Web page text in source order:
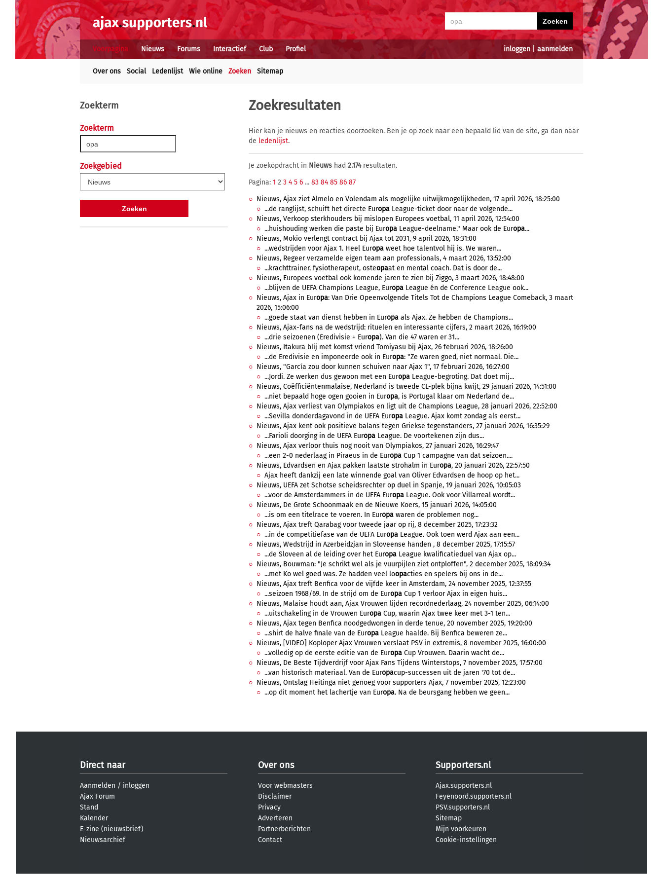
inloggen aanmelden
Voorpagina Nieuws Forums Interactief Club Profiel
Over ons Social Ledenlijst Wie online Zoeken Sitemap
Zoekterm
Zoekterm
Zoekgebied
Zoekresultaten
Hier kan je nieuws en reacties doorzoeken. Ben je op zoek naar een bepaald lid van de site, ga dan naar
de ledenlijst.
Je zoekopdracht in Nieuws had 2.174resultaten.
Pagina: 1 2 3 4 5 6 ... 83 84 85 86 87
Nieuws, Ajax ziet Almelo en Volendam als mogelijke uitwijkmogelijkheden, 17 april 2026, 18:25:00
...de ranglijst, schuift het directe Europa League-ticket door naar de volgende...
Nieuws, Verkoop sterkhouders bij mislopen Europees voetbal, 11 april 2026, 12:54:00
...huishouding werken die paste bij Europa League-deelname." Maar ook de Europa...
Nieuws, Mokio verlengt contract bij Ajax tot 2031, 9 april 2026, 18:31:00
...wedstrijden voor Ajax 1. Heel Europa weet hoe talentvol hij is. We waren...
Nieuws, Regeer verzamelde eigen team aan professionals, 4 maart 2026, 13:52:00
...krachttrainer, fysiotherapeut, osteopaat en mental coach. Dat is door de...
Nieuws, Europees voetbal ook komende jaren te zien bij Ziggo, 3 maart 2026, 18:48:00
...blijven de UEFA Champions League, Europa League én de Conference League ook...
Nieuws, Ajax in Europa: Van Drie Opeenvolgende Titels Tot de Champions League Comeback, 3 maart
2026, 15:06:00
...goede staat van dienst hebben in Europa als Ajax. Ze hebben de Champions...
Nieuws, Ajax-fans na de wedstrijd: rituelen en interessante cijfers, 2 maart 2026, 16:19:00
...drie seizoenen (Eredivisie + Europa). Van die 47 waren er 31...
Nieuws, Itakura blij met komst vriend Tomiyasu bij Ajax, 26 februari 2026, 18:26:00
...de Eredivisie en imponeerde ook in Europa: "Ze waren goed, niet normaal. Die...
Nieuws, "García zou door kunnen schuiven naar Ajax 1", 17 februari 2026, 16:27:00
...Jordi. Ze werken dus gewoon met een Europa League-begroting. Dat doet mij...
Nieuws, Coëfficiëntenmalaise, Nederland is tweede CL-plek bijna kwijt, 29 januari 2026, 14:51:00
...niet bepaald hoge ogen gooien in Europa, is Portugal klaar om Nederland de...
Nieuws, Ajax verliest van Olympiakos en ligt uit de Champions League, 28 januari 2026, 22:52:00
...Sevilla donderdagavond in de UEFA Europa League. Ajax komt zondag als eerst...
Nieuws, Ajax kent ook positieve balans tegen Griekse tegenstanders, 27 januari 2026, 16:35:29
...Farioli doorging in de UEFA Europa League. De voortekenen zijn dus...
Nieuws, Ajax verloor thuis nog nooit van Olympiakos, 27 januari 2026, 16:29:47
...een 2-0 nederlaag in Piraeus in de Europa Cup 1 campagne van dat seizoen....
Nieuws, Edvardsen en Ajax pakken laatste strohalm in Europa, 20 januari 2026, 22:57:50
Ajax heeft dankzij een late winnende goal van Oliver Edvardsen de hoop op het...
Nieuws, UEFA zet Schotse scheidsrechter op duel in Spanje, 19 januari 2026, 10:05:03
...voor de Amsterdammers in de UEFA Europa League. Ook voor Villarreal wordt...
Nieuws, De Grote Schoonmaak en de Nieuwe Koers, 15 januari 2026, 14:05:00
...is om een titelrace te voeren. In Europa waren de problemen nog...
Nieuws, Ajax treft Qarabag voor tweede jaar op rij, 8 december 2025, 17:23:32
...in de competitiefase van de UEFA Europa League. Ook toen werd Ajax aan een...
Nieuws, Wedstrijd in Azerbeidzjan in Sloveense handen , 8 december 2025, 17:15:57
...de Sloveen al de leiding over het Europa League kwalificatieduel van Ajax op...
Nieuws, Bouwman: "Je schrikt wel als je vuurpijlen ziet ontploffen", 2 december 2025, 18:09:34
...met Ko wel goed was. Ze hadden veel loopacties en spelers bij ons in de...
Nieuws, Ajax treft Benfica voor de vijfde keer in Amsterdam, 24 november 2025, 12:37:55
...seizoen 1968/69. In de strijd om de Europa Cup 1 verloor Ajax in eigen huis...
Nieuws, Malaise houdt aan, Ajax Vrouwen lijden recordnederlaag, 24 november 2025, 06:14:00
...uitschakeling in de Vrouwen Europa Cup, waarin Ajax twee keer met 3-1 ten...
Nieuws, Ajax tegen Benfica noodgedwongen in derde tenue, 20 november 2025, 19:20:00
...shirt de halve finale van de Europa League haalde. Bij Benfica beweren ze...
Nieuws, [VIDEO] Koploper Ajax Vrouwen verslaat PSV in extremis, 8 november 2025, 16:00:00
...volledig op de eerste editie van de Europa Cup Vrouwen. Daarin wacht de...
Nieuws, De Beste Tijdverdrijf voor Ajax Fans Tijdens Winterstops, 7 november 2025, 17:57:00
...van historisch materiaal. Van de Europacup-successen uit de jaren '70 tot de...
Nieuws, Ontslag Heitinga niet genoeg voor supporters Ajax, 7 november 2025, 12:23:00
...op dit moment het lachertje van Europa. Na de beursgang hebben we geen...
Direct naar
Aanmelden / inloggen
Ajax Forum
Stand
Kalender
E-zine (nieuwsbrief)
Nieuwsarchief
Over ons
Voor webmasters
Disclaimer
Privacy
Adverteren
Partnerberichten
Contact
Supporters.nl
Ajax.supporters.nl
Feyenoord.supporters.nl
PSV.supporters.nl
Sitemap
Mijn voorkeuren
Cookie-instellingen